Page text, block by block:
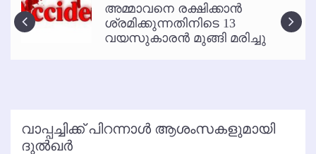
കോഴിക്കോട് വിമാനത്താവളത്തില്‍ അനധികൃത പാര്‍ക്കിംഗ് പിരിവ് :
പരാതി തള്ളി
അമ്മാവനെ രക്ഷിക്കാന്‍
ശ്രമിക്കുന്നതിനിടെ 13
വയസുകാരന്‍ മുങ്ങി മരിച്ചു
വാപ്പച്ചിക്ക് പിറന്നാള്‍ ആശംസകളുമായി
ദുല്‍ഖര്‍